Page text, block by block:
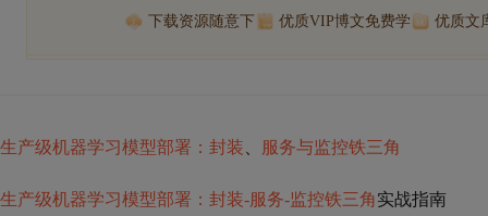
下载资源随意下 优质VIP博文免费学 优质文
生产级机器学习模型部署：封装 服务与监控铁三角
生产级机器学习模型部署：封装-服务-监控铁三角实战指南